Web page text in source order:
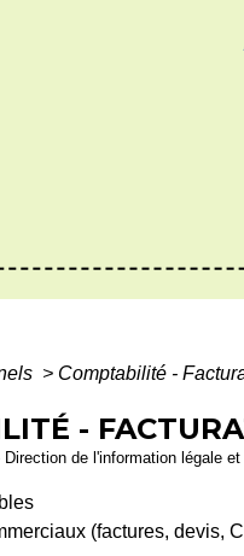
> Comptabilité -
-
de l'information légale
(factures, devis,